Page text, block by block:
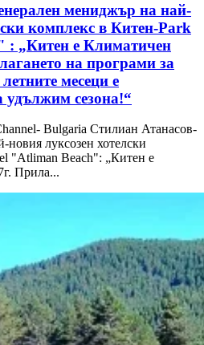
мениджър на най-
комплекс в Китен-Park
: „Китен е Климатичен
на програми за
месеци е
удължим сезона!“
Bulgaria Стилиан Атанасов-
луксозен хотелски
"Atliman Beach": „Китен е
Прила...